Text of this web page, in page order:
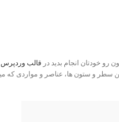
قالب وردپرس
و ستون ها، عناصر و مواردی که